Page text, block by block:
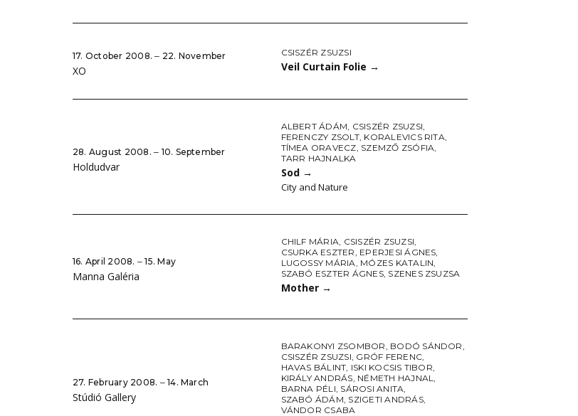
17. October 2008. ‒ 22. November
XO
CSISZÉR ZSUZSI
Veil Curtain Folie →
28. August 2008. ‒ 10. September
Holdudvar
ALBERT ÁDÁM, CSISZÉR ZSUZSI,
FERENCZY ZSOLT, KORALEVICS RITA,
TÍMEA ORAVECZ, SZEMZŐ ZSÓFIA,
TARR HAJNALKA
Sod →
City and Nature
16. April 2008. ‒ 15. May
Manna Galéria
CHILF MÁRIA, CSISZÉR ZSUZSI,
CSURKA ESZTER, EPERJESI ÁGNES,
LUGOSSY MÁRIA, MÓZES KATALIN,
SZABÓ ESZTER ÁGNES, SZENES ZSUZSA
Mother →
27. February 2008. ‒ 14. March
Stúdió Gallery
BARAKONYI ZSOMBOR, BODÓ SÁNDOR,
CSISZÉR ZSUZSI, GRÓF FERENC,
HAVAS BÁLINT, ISKI KOCSIS TIBOR,
KIRÁLY ANDRÁS, NÉMETH HAJNAL,
BARNA PÉLI, SÁROSI ANITA,
SZABÓ ÁDÁM, SZIGETI ANDRÁS,
VÁNDOR CSABA